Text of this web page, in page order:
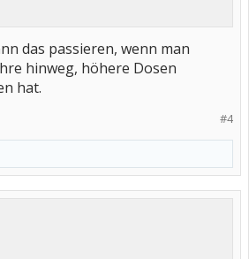
das passieren, wenn man
hinweg, höhere Dosen
hat.
#4